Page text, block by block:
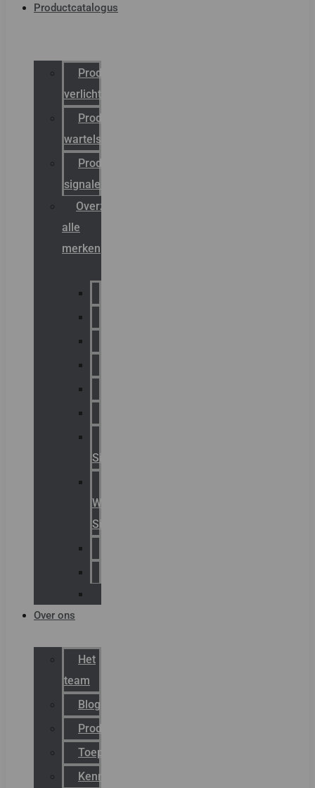
Productcatalogus
Productcatalogus
verlichting
Productcatalogus
wartels
Productcatalogus
signalering
Overzicht
alle
merken
Signaling
Warning
Signals
Over ons
Het
team
Blog
Productnieuws
Toepassingen
Kenniscentrum